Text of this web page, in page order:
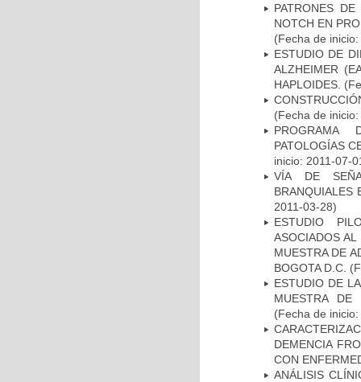
PATRONES
NOTCH EN
(Fecha de
ESTUDIO DE
ALZHEIMER
HAPLOIDES.
(Fecha de
PROGRAMA
PATOLOGÍAS
inicio: 2011-07-
VÍA DE
BRANQUIALES
2011-03-28)
ESTUDIO
ASOCIADOS
MUESTRA DE
BOGOTA D.C.
ESTUDIO DE
MUESTRA DE
(Fecha de
DEMENCIA
CON
ANÁLISIS